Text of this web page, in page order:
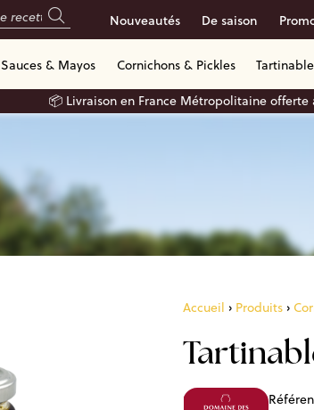
Nouveautés De saison
Sauces & Mayos Cornichons & Pickles
📦 Livraison en France Métropolitaine
Accueil › Produits ›